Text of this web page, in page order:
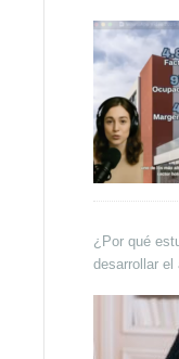
¿Por qué
desarrollar el